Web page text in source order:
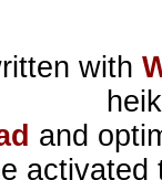
with
and